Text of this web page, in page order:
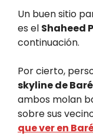
Un buen sitio
es el Shaheed
continuación.
Por cierto,
skyline de
ambos molan
sobre sus
que ver en